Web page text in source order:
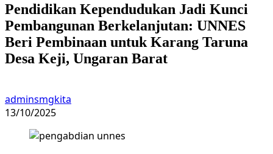
Pendidikan Kependudukan Jadi Kunci
Pembangunan Berkelanjutan: UNNES
Beri Pembinaan untuk Karang Taruna
Desa Keji, Ungaran Barat
adminsmgkita
13/10/2025